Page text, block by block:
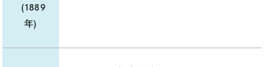
(1889
年)